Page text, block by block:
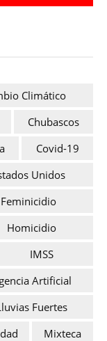
Climático
Chubascos
Covid-19
Unidos
Feminicidio
Homicidio
IMSS
Artificial
Fuertes
Mixteca